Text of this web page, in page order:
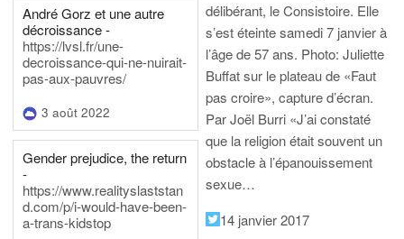
André Gorz et une autre
décroissance -
https://lvsl.fr/une-
decroissance-qui-ne-nuirait-
pas-aux-pauvres/
3 août 2022
Gender prejudice, the return
-
https://www.realityslaststan
d.com/p/i-would-have-been-
a-trans-kidstop
délibérant, le Consistoire. Elle
s’est éteinte samedi 7 janvier à
l’âge de 57 ans. Photo: Juliette
Buffat sur le plateau de «Faut
pas croire», capture d’écran.
Par Joël Burri «J’ai constaté
que la religion était souvent un
obstacle à l’épanouissement
sexue…
14 janvier 2017